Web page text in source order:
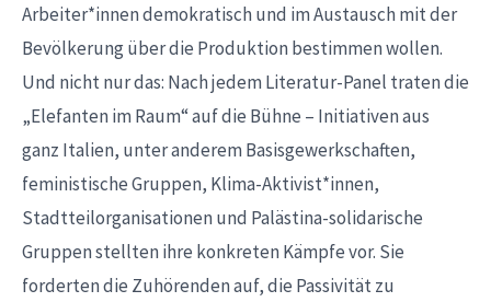
Arbeiter*innen demokratisch und im Austausch mit der
Bevölkerung über die Produktion bestimmen wollen.
Und nicht nur das: Nach jedem Literatur-Panel traten die
„Elefanten im Raum“ auf die Bühne – Initiativen aus
ganz Italien, unter anderem Basisgewerkschaften,
feministische Gruppen, Klima-Aktivist*innen,
Stadtteilorganisationen und Palästina-solidarische
Gruppen stellten ihre konkreten Kämpfe vor. Sie
forderten die Zuhörenden auf, die Passivität zu